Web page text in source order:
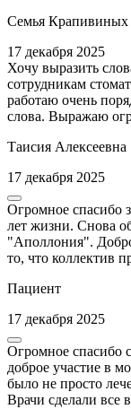
Семья Крапивиных
17 декабря 2025
Хочу выразить
сотрудникам
работаю очень
слова. Выражаю
Таисия Алексеевна
17 декабря 2025
Огромное спасибо
лет жизни. Снова
"Аполлония".
то, что коллектив
Пациент
17 декабря 2025
Огромное спасибо
доброе участие в
было не просто
Врачи сделали все